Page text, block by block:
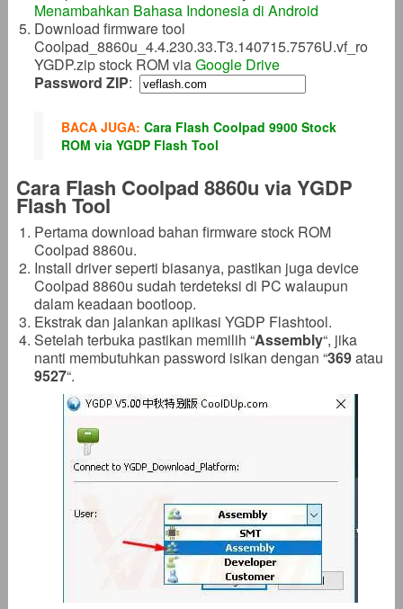
Menambahkan Bahasa Indonesia di Android
Download firmware tool
Coolpad_8860u_4.4.230.33.T3.140715.7576U.vf_ro
YGDP.zip stock ROM viaGoogle Drive
Password ZIP:
BACA JUGA: Cara Flash Coolpad 9900 Stock
ROM via YGDP Flash Tool
Cara Flash Coolpad 8860u via YGDP
Flash Tool
Pertama download bahan firmware stock ROM
Coolpad 8860u.
Install driver seperti biasanya, pastikan juga device
Coolpad 8860u sudah terdeteksi di PC walaupun
dalam keadaan bootloop.
Ekstrak dan jalankan aplikasi YGDP Flashtool.
Setelah terbuka pastikan memilih “Assembly“, jika
nanti membutuhkan password isikan dengan “369atau
9527“.